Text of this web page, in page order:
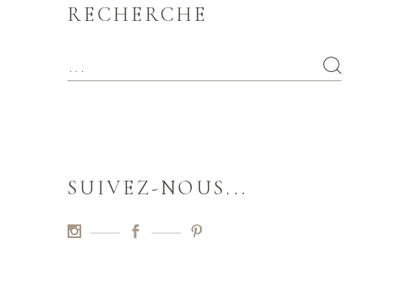
RECHERCHE
SUIVEZ-NOUS...